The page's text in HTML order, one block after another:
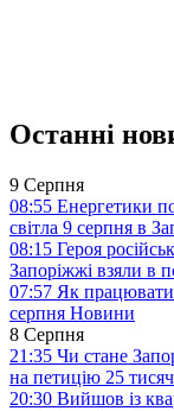
Останні
9 Серпня
08:55 Енергетики
світла 9 серпня в
08:15 Героя
Запоріжжі взяли в
07:57 Як
серпня Новини
8 Серпня
21:35 Чи стане
на петицію 25 тисяч
20:30 Вийшов із